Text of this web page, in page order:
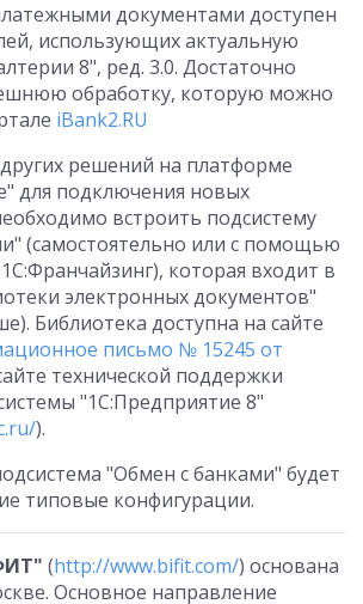
документами доступен
использующих актуальную
8", ред. 3.0. Достаточно
обработку, которую можно
iBank2.RU
решений на платформе
для подключения новых
встроить подсистему
(самостоятельно или с помощью
которая входит в
электронных документов"
Библиотека доступна на сайте
письмо № 15245 от
технической поддержки
"1С:Предприятие 8"
).
"Обмен с банками" будет
типовые конфигурации.
(http://www.bifit.com/) основана
Основное направление